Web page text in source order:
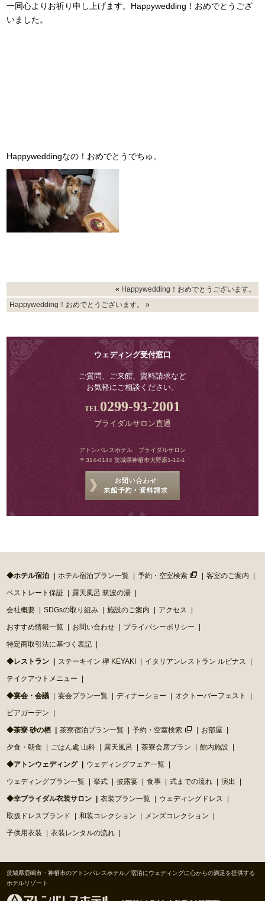
一同心よりお祈り申し上げます。Happywedding！おめでとうござ
いました。
Happyweddingなの！おめでとうでちゅ。
« Happywedding！おめでとうございます。
Happywedding！おめでとうございます。
»
ウェディング受付窓口
ご質問、ご来館、資料請求など
お気軽にご相談ください。
0299-93-2001
ブライダルサロン直通
アトンパレスホテル ブライダルサロン
〒314-0144 茨城県神栖市大野原1-12-1
◆ホテル宿泊 ホテル宿泊プラン一覧 予約・空室検索 客室のご案内
ベストレート保証 露天風呂 筑波の湯
会社概要 SDGsの取り組み 施設のご案内 アクセス
おすすめ情報一覧 お問い合わせ プライバシーポリシー
特定商取引法に基づく表記
◆レストラン ステーキイン 欅 KEYAKI イタリアンレストラン ルピナス
テイクアウトメニュー
◆宴会・会議 宴会プラン一覧 ディナーショー オクトーバーフェスト
ビアガーデン
◆茶寮 砂の栖 茶寮宿泊プラン一覧 予約・空室検索 お部屋
夕食・朝食 ごはん處 山科 露天風呂 茶寮会席プラン 館内施設
◆アトンウェディング ウェディングフェア一覧
ウェディングプラン一覧 挙式 披露宴 食事 式までの流れ 演出
◆幸ブライダル衣装サロン 衣装プラン一覧 ウェディングドレス
取扱ドレスブランド 和装コレクション メンズコレクション
子供用衣装 衣装レンタルの流れ
茨城県鹿嶋市・神栖市のアトンパレスホテル／宿泊にウェディングに心からの満足を提供する
ホテルリゾート